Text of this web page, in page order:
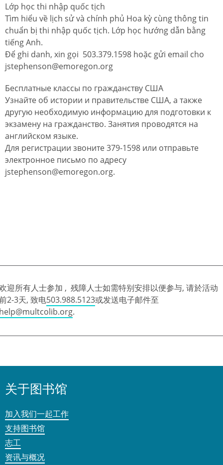
Lớp học thi nhập quốc tịch
Tìm hiểu về lịch sử và chính phủ Hoa kỳ cùng thông tin
chuẩn bị thi nhập quốc tịch. Lớp học hướng dẫn bằng
tiếng Anh.
Để ghi danh, xin gọi 503.379.1598 hoặc gửi email cho
jstephenson@emoregon.org
Бесплатные классы по гражданству США
Узнайте об истории и правительстве США, а также
другую необходимую информацию для подготовки к
экзамену на гражданство. Занятия проводятся на
английском языке.
Для регистрации звоните 379-1598 или отправьте
электронное письмо по адресу
jstephenson@emoregon.org.
迎所有人士参加 , 残障人士如需特别安排以便参与, 请於活动
2-3天, 致电503.988.5123或发送电子邮件至
.
关于图书馆
加入我们一起工作
支持图书馆
志工
资讯与概况